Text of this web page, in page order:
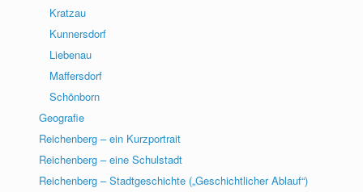
Kratzau
Kunnersdorf
Liebenau
Maffersdorf
Schönborn
Geografie
Reichenberg – ein Kurzportrait
Reichenberg – eine Schulstadt
Reichenberg – Stadtgeschichte („Geschichtlicher Ablauf“)